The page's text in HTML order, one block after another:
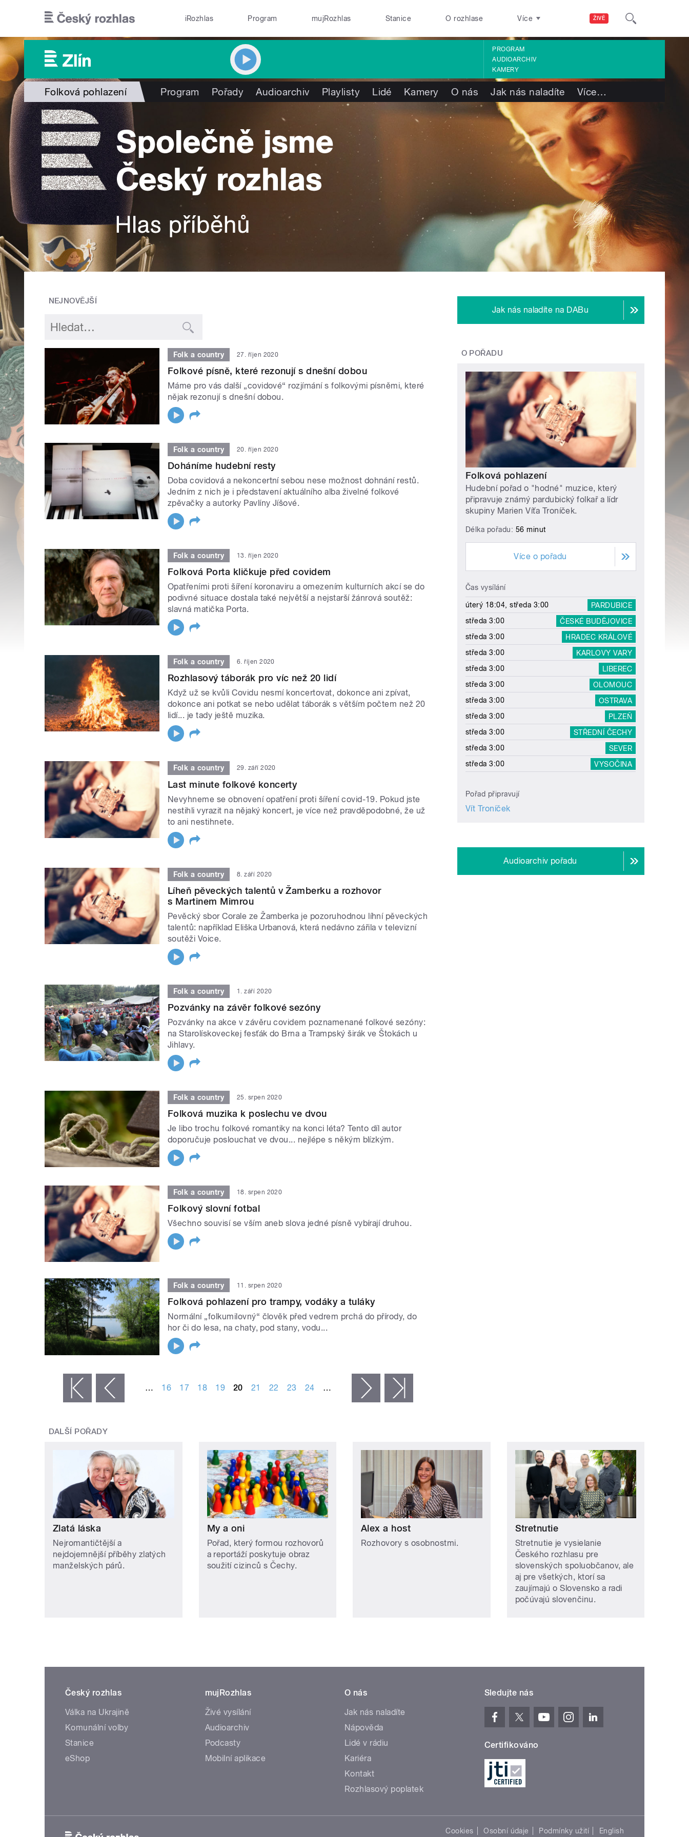
ŽIVĚ
iRozhlas Program mujRozhlas Stanice O rozhlase Více
PROGRAM
AUDIOARCHIV
KAMERY
Folková pohlazení Program Pořady Audioarchiv Playlisty Lidé Kamery O nás Jak nás naladíte Více…
NEJNOVĚJŠÍ
Folk a country 27. říjen 2020
Folkové písně, které rezonují s dnešní dobou
Máme pro vás další „covidové“ rozjímání s folkovými písněmi, které
nějak rezonují s dnešní dobou.
Folk a country 20. říjen 2020
Doháníme hudební resty
Doba covidová a nekoncertní sebou nese možnost dohnání restů.
Jedním z nich je i představení aktuálního alba živelné folkové
zpěvačky a autorky Pavlíny Jíšové.
Folk a country 13. říjen 2020
Folková Porta kličkuje před covidem
Opatřeními proti šíření koronaviru a omezením kulturních akcí se do
podivné situace dostala také největší a nejstarší žánrová soutěž:
slavná matička Porta.
Folk a country 6. říjen 2020
Rozhlasový táborák pro víc než 20 lidí
Když už se kvůli Covidu nesmí koncertovat, dokonce ani zpívat,
dokonce ani potkat se nebo udělat táborák s větším počtem než 20
lidí... je tady ještě muzika.
Folk a country 29. září 2020
Last minute folkové koncerty
Nevyhneme se obnovení opatření proti šíření covid-19. Pokud jste
nestihli vyrazit na nějaký koncert, je více než pravděpodobné, že už
to ani nestihnete.
Folk a country 8. září 2020
Líheň pěveckých talentů v Žamberku a rozhovor
s Martinem Mimrou
Pevěcký sbor Corale ze Žamberka je pozoruhodnou líhní pěveckých
talentů: například Eliška Urbanová, která nedávno zářila v televizní
soutěži Voice.
Folk a country 1. září 2020
Pozvánky na závěr folkové sezóny
Pozvánky na akce v závěru covidem poznamenané folkové sezóny:
na Starolískoveckej fesťák do Brna a Trampský širák ve Štokách u
Jihlavy.
Folk a country 25. srpen 2020
Folková muzika k poslechu ve dvou
Je libo trochu folkové romantiky na konci léta? Tento díl autor
doporučuje poslouchat ve dvou... nejlépe s někým blízkým.
Folk a country 18. srpen 2020
Folkový slovní fotbal
Všechno souvisí se vším aneb slova jedné písně vybírají druhou.
Folk a country 11. srpen 2020
Folková pohlazení pro trampy, vodáky a tuláky
Normální „folkumilovný“ člověk před vedrem prchá do přírody, do
hor či do lesa, na chaty, pod stany, vodu...
‹ předchozí … 16 17 18 19 20 21 22 23 24 … následující ›
Jak nás naladíte na DABu
O POŘADU
Folková pohlazení
Hudební pořad o "hodné" muzice, který
připravuje známý pardubický folkař a lídr
skupiny Marien Víťa Troníček.
Délka pořadu: 56 minut
Více o pořadu
Čas vysílání
úterý 18:04, středa 3:00
PARDUBICE
středa 3:00
ČESKÉ BUDĚJOVICE
středa 3:00
HRADEC KRÁLOVÉ
středa 3:00
KARLOVY VARY
středa 3:00
LIBEREC
středa 3:00
OLOMOUC
středa 3:00
OSTRAVA
středa 3:00
PLZEŇ
středa 3:00
STŘEDNÍ ČECHY
středa 3:00
SEVER
středa 3:00
VYSOČINA
Pořad připravují
Vít Troníček
Audioarchiv pořadu
DALŠÍ POŘADY
Zlatá láska
Nejromantičtější a
nejdojemnější příběhy zlatých
manželských párů.
My a oni
Pořad, který formou rozhovorů
a reportáží poskytuje obraz
soužití cizinců s Čechy.
Alex a host
Rozhovory s osobnostmi.
Stretnutie
Stretnutie je vysielanie
Českého rozhlasu pre
slovenských spoluobčanov, ale
aj pre všetkých, ktorí sa
zaujímajú o Slovensko a radi
počúvajú slovenčinu.
Český rozhlas
Válka na Ukrajině
Komunální volby
Stanice
eShop
mujRozhlas
Živé vysílání
Audioarchiv
Podcasty
Mobilní aplikace
O nás
Jak nás naladíte
Nápověda
Lidé v rádiu
Kariéra
Kontakt
Rozhlasový poplatek
Sledujte nás
Certifikováno
Cookies Osobní údaje Podmínky užití English